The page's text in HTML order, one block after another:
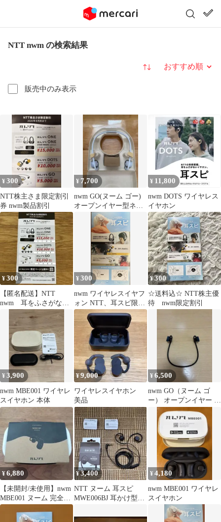
NTT nwm の検索結果
販売中のみ表示
並び替え
¥300
NTT株主さま限定割引
券 nwm製品割引
¥ 7,700
nwm GO(ヌーム ゴー)
オープンイヤー型ネッ
クバンドワイヤレスイ
ヤホン
¥ 11,800
nwm DOTS ワイヤレス
イヤホン
¥300
【匿名配送】NTT
nwm 耳をふさがない
イヤホン、耳スピ 限
定割引券
¥300
nwm ワイヤレスイヤフ
ォン NTT、耳スピ限定
割引券
¥300
☆送料込☆ NTT株主優
待 nwm限定割引
¥3,900
nwm MBE001 ワイヤレ
スイヤホン 本体
¥9,000
ワイヤレスイヤホン
美品
¥6,500
nwm GO（ヌーム ゴ
ー） オープンイヤー ワ
イヤレスイヤホン オー
プンイヤー
¥6,880
【未開封/未使用】nwm
MBE001 ヌーム 完全ワ
イヤレスイヤホン
¥3,400
NTT ヌーム 耳スピ
MWE006BJ 耳かけ型
¥4,180
nwm MBE001 ワイヤレ
スイヤホン